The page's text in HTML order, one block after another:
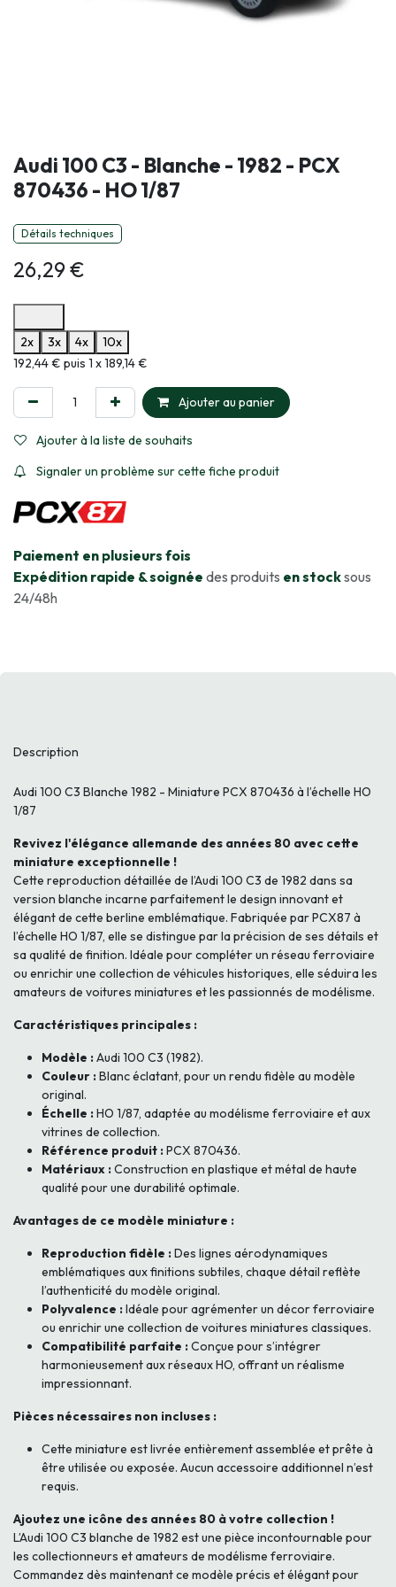
Audi 100 C3 - Blanche - 1982 - PCX
870436 - HO 1/87
Détails techniques
26,29€
2x
3x 4x
10x
Informations sur le plan de paiement sélectionné
192,44 € puis 1 x 189,14 €
Ajouter au panier
Ajouter à la liste de souhaits
Signaler un problème sur cette fiche produit
​Paiement en plusieurs fois
Expédition rapide & soignée des produits en stocksous
24/48h
Description
Audi 100 C3 Blanche 1982 - Miniature PCX 870436 à l’échelle HO
1/87
Revivez l'élégance allemande des années 80 avec cette
miniature exceptionnelle !
Cette reproduction détaillée de l’Audi 100 C3 de 1982 dans sa
version blanche incarne parfaitement le design innovant et
élégant de cette berline emblématique. Fabriquée par PCX87 à
l’échelle HO 1/87, elle se distingue par la précision de ses détails et
sa qualité de finition. Idéale pour compléter un réseau ferroviaire
ou enrichir une collection de véhicules historiques, elle séduira les
amateurs de voitures miniatures et les passionnés de modélisme.
Caractéristiques principales :
Modèle :Audi 100 C3 (1982).
Couleur :Blanc éclatant, pour un rendu fidèle au modèle
original.
Échelle :HO 1/87, adaptée au modélisme ferroviaire et aux
vitrines de collection.
Référence produit :PCX 870436.
Matériaux :Construction en plastique et métal de haute
qualité pour une durabilité optimale.
Avantages de ce modèle miniature :
Reproduction fidèle :Des lignes aérodynamiques
emblématiques aux finitions subtiles, chaque détail reflète
l’authenticité du modèle original.
Polyvalence :Idéale pour agrémenter un décor ferroviaire
ou enrichir une collection de voitures miniatures classiques.
Compatibilité parfaite :Conçue pour s’intégrer
harmonieusement aux réseaux HO, offrant un réalisme
impressionnant.
Pièces nécessaires non incluses :
Cette miniature est livrée entièrement assemblée et prête à
être utilisée ou exposée. Aucun accessoire additionnel n’est
requis.
Ajoutez une icône des années 80 à votre collection !
L’Audi 100 C3 blanche de 1982 est une pièce incontournable pour
les collectionneurs et amateurs de modélisme ferroviaire.
Commandez dès maintenant ce modèle précis et élégant pour